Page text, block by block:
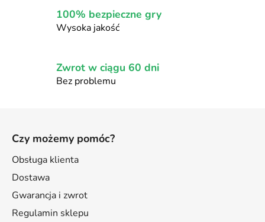
s
100% bezpieczne gry
Wysoka jakość
Zwrot w ciągu 60 dni
Bez problemu
Czy możemy pomóc?
Obsługa klienta
Dostawa
Gwarancja i zwrot
Regulamin sklepu